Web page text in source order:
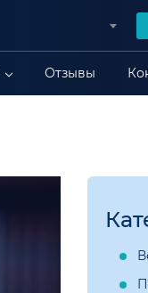
Отзывы